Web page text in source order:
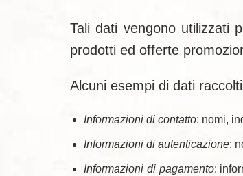
Tali dati vengono utilizzati
prodotti ed offerte
Alcuni esempi di dati
Informazioni di contatto: nomi,
Informazioni di autenticazione:
Informazioni di pagamento: